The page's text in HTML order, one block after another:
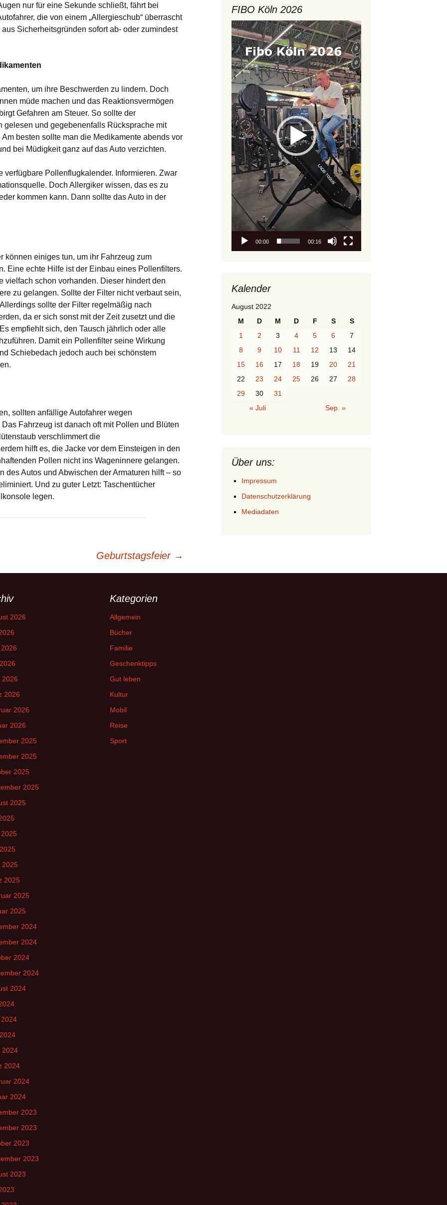
nur für eine Sekunde schließt, fährt bei
die von einem „Allergieschub“ überrascht
Sicherheitsgründen sofort ab- oder zumindest
um ihre Beschwerden zu lindern. Doch
müde machen und das Reaktionsvermögen
Gefahren am Steuer. So sollte der
gelesen und gegebenenfalls Rücksprache mit
besten sollte man die Medikamente abends vor
bei Müdigkeit ganz auf das Auto verzichten.
Pollenflugkalender. Informieren. Zwar
Doch Allergiker wissen, das es zu
kommen kann. Dann sollte das Auto in der
können einiges tun, um ihr Fahrzeug zum
Eine echte Hilfe ist der Einbau eines Pollenfilters.
vielfach schon vorhanden. Dieser hindert den
zu gelangen. Sollte der Filter nicht verbaut sein,
sollte der Filter regelmäßig nach
da er sich sonst mit der Zeit zusetzt und die
empfiehlt sich, den Tausch jährlich oder alle
Damit ein Pollenfilter seine Wirkung
Schiebedach jedoch auch bei schönstem
sollten anfällige Autofahrer wegen
Fahrzeug ist danach oft mit Pollen und Blüten
verschlimmert die
hilft es, die Jacke vor dem Einsteigen in den
Pollen nicht ins Wageninnere gelangen.
des Autos und Abwischen der Armaturen hilft – so
Und zu guter Letzt: Taschentücher
legen.
Geburtstagsfeier →
FIBO Köln 2026
Video-
Player
00:00 00:16
Kalender
August 2022
M
D M D F S
S
1
2 3 4 5 6
7
8
9 10 11 12 13
14
15
16 17 18 19 20
21
22
23 24 25 26 27
28
29
30
31
« Juli
Sep. »
Über uns:
Impressum
Datenschutzerklärung
Mediadaten
2026
2026
2026
2026
2026
2025
2025
2025
2025
2025
2025
2025
2025
2025
2024
2024
2024
2024
2024
2024
2024
2024
2024
2023
2023
2023
2023
2023
Kategorien
Allgemein
Bücher
Familie
Geschenktipps
Gut leben
Kultur
Mobil
Reise
Sport